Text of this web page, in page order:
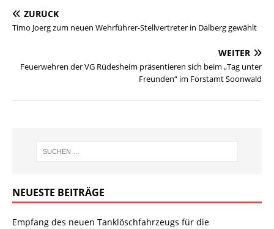
ZURÜCK
Timo Joerg zum neuen Wehrführer-Stellvertreter in Dalberg gewählt
WEITER
Feuerwehren der VG Rüdesheim präsentieren sich beim „Tag unter
Freunden“ im Forstamt Soonwald
NEUESTE BEITRÄGE
Empfang des neuen Tanklöschfahrzeugs für die